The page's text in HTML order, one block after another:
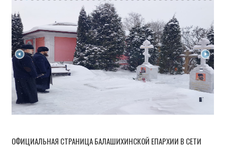
ОФИЦИАЛЬНАЯ СТРАНИЦА БАЛАШИХИНСКОЙ ЕПАРХИИ В СЕТИ